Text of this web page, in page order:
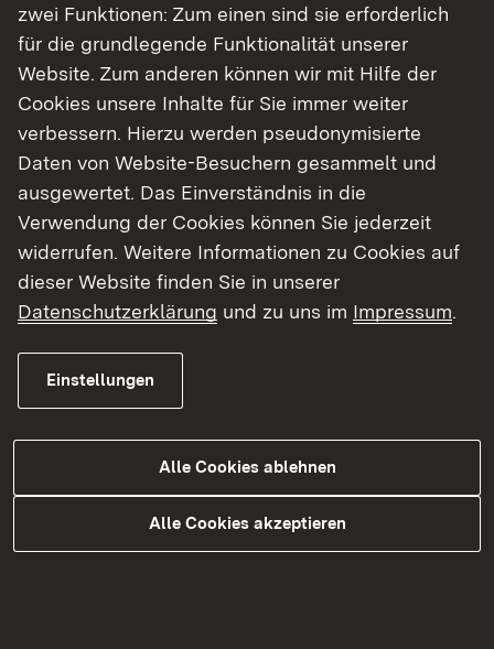
weiter.
Kommunale Abwasserbeseitigung:
Investitionen in den Schutz unserer Gewässer
Im Förderbereich der kommunalen
Abwasserbeseitigung wurden rund 58,3 Millionen
Euro für 45 Vorhaben sowie 16 Gutachten
eingesetzt. Den Zuwendungsbescheid über die
höchste Fördersumme erhielt der Zweckverband
„Abwasserreinigung Oberes Bühlertal“ im
Euro für den ersten Bauabschnitt zur Erweiterung
der Kläranlage Untersontheim. Durch den Einsatz
angeschlossen werden, wird die
zwei Funktionen: Zum einen sind sie erforderlich
für die grundlegende Funktionalität unserer
Website. Zum anderen können wir mit Hilfe der
Cookies unsere Inhalte für Sie immer weiter
verbessern. Hierzu werden pseudonymisierte
Daten von Website-Besuchern gesammelt und
ausgewertet. Das Einverständnis in die
Verwendung der Cookies können Sie jederzeit
widerrufen. Weitere Informationen zu Cookies auf
dieser Website finden Sie in unserer
Datenschutzerklärung und zu uns im Impressum.
Einstellungen
Alle Cookies ablehnen
Alle Cookies akzeptieren